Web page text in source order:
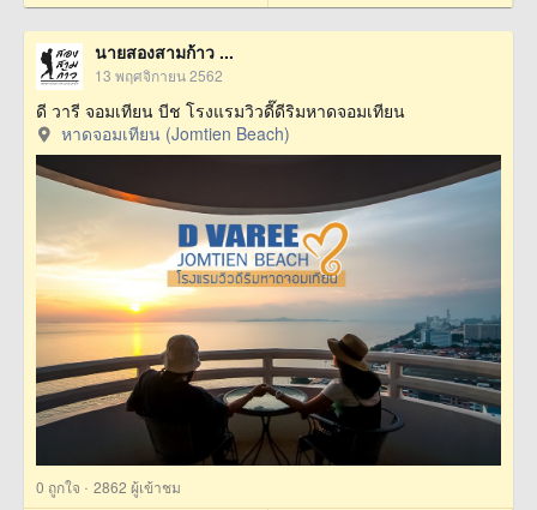
นายสองสามก้าว ...
13 พฤศจิกายน 2562
ดี วารี จอมเทียน บีช โรงแรมวิวดี๊ดีริมหาดจอมเทียน
หาดจอมเทียน (Jomtien Beach)
0 ถูกใจ · 2862 ผู้เข้าชม